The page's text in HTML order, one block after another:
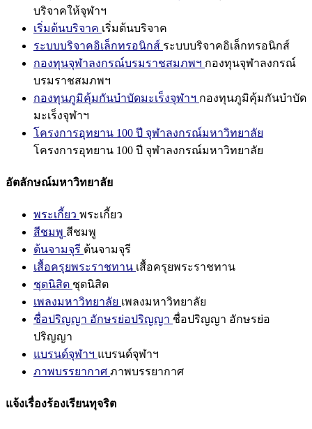
บริจาคให้จุฬาฯ
เริ่มต้นบริจาค เริ่มต้นบริจาค
ระบบบริจาคอิเล็กทรอนิกส์ ระบบบริจาคอิเล็กทรอนิกส์
กองทุนจุฬาลงกรณ์บรมราชสมภพฯ กองทุนจุฬาลงกรณ์
บรมราชสมภพฯ
กองทุนภูมิคุ้มกันบำบัดมะเร็งจุฬาฯ กองทุนภูมิคุ้มกันบำบัด
มะเร็งจุฬาฯ
โครงการอุทยาน 100 ปี จุฬาลงกรณ์มหาวิทยาลัย
โครงการอุทยาน 100 ปี จุฬาลงกรณ์มหาวิทยาลัย
อัตลักษณ์มหาวิทยาลัย
พระเกี้ยว พระเกี้ยว
สีชมพู สีชมพู
ต้นจามจุรี ต้นจามจุรี
เสื้อครุยพระราชทาน เสื้อครุยพระราชทาน
ชุดนิสิต ชุดนิสิต
เพลงมหาวิทยาลัย เพลงมหาวิทยาลัย
ชื่อปริญญา อักษรย่อปริญญา ชื่อปริญญา อักษรย่อ
ปริญญา
แบรนด์จุฬาฯ แบรนด์จุฬาฯ
ภาพบรรยากาศ ภาพบรรยากาศ
แจ้งเรื่องร้องเรียนทุจริต